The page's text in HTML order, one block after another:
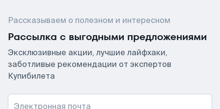
Рассказываем о полезном и интересном
Рассылка с выгодными предложениями
Эксклюзивные акции, лучшие лайфхаки,
заботливые рекомендации от экспертов
Купибилета
Электронная почта